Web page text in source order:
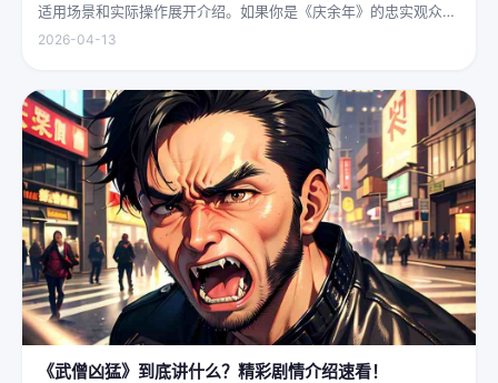
适用场景和实际操作展开介绍。如果你是《庆余年》的忠实观众，
可能会发现这部剧在不同视频平台上呈现出两个略有差异的版本，
2026-04-13
《武僧凶猛》到底讲什么？精彩剧情介绍速看！